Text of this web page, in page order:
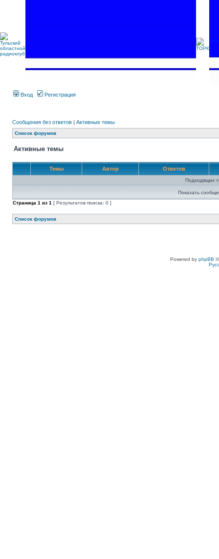
Вход Регистрация
Сообщения без ответов | Активные темы
Список форумов
Активные темы
Темы Автор Ответов
Подходящих
Показать
Страница 1 из 1 [ Результатов поиска: 0 ]
Список форумов
Powered by phpBB